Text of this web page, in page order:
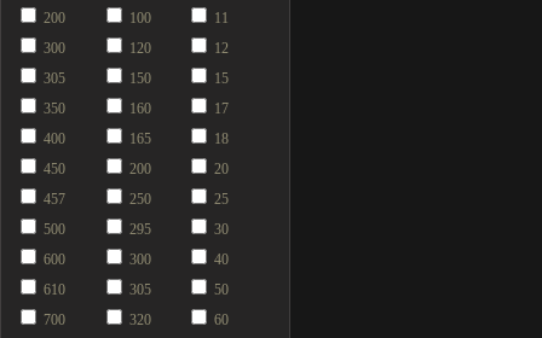
200
300
305
350
400
450
457
500
600
610
700
100
120
150
160
165
200
250
295
300
305
320
11
12
15
17
18
20
25
30
40
50
60